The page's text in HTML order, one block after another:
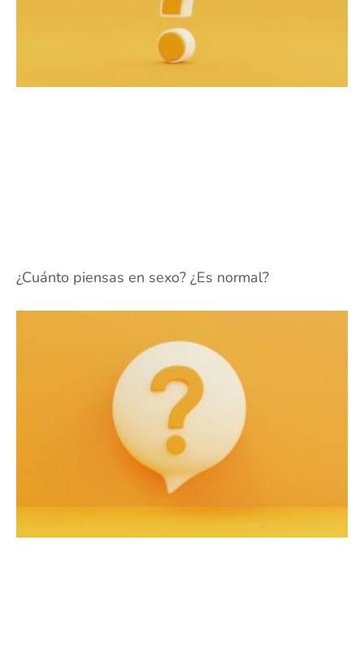
¿Cuánto piensas en sexo? ¿Es normal?